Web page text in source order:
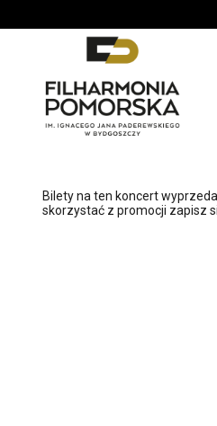
Bilety na ten koncert
skorzystać z promocji zapisz